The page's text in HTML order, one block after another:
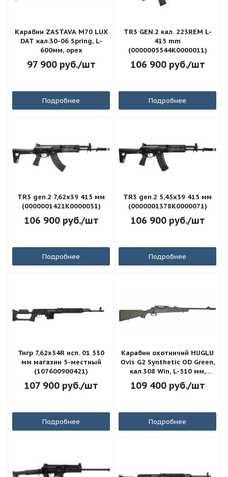
Карабин ZASTAVA M70 LUX
DAT кал.30-06 Spring, L-
600мм, орех
97 900руб./шт
Подробнее
TR3 GEN.2 кал. 223REM L-
415 mm
(0000005544K0000011)
106 900руб./шт
Подробнее
TR3 gen.2 7,62х39 415 мм
(0000001421K0000031)
106 900руб./шт
Подробнее
TR3 gen.2 5,45х39 415 мм
(0000001378K0000071)
106 900руб./шт
Подробнее
Тигр 7,62x54R исп. 01 530
мм магазин 5-местный
(107600900421)
107 900 руб./шт
Подробнее
Карабин охотничий HUGLU
Ovis G2 Synthetic OD Green,
кал.308 Win, L-510 мм,
резьба M14x1
109 400руб./шт
Подробнее